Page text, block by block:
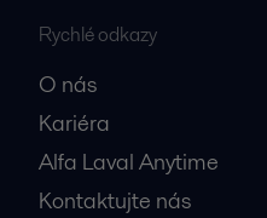
Rychlé odkazy
O nás
Kariéra
Alfa Laval Anytime
Kontaktujte nás